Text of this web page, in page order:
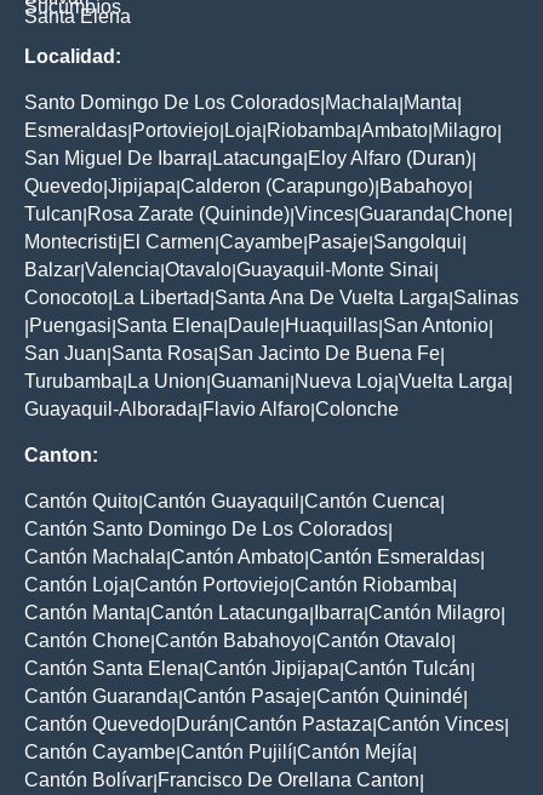
Sucumbíos
Santa Elena
Localidad:
Santo Domingo De Los Colorados Machala Manta
Esmeraldas Portoviejo Loja Riobamba Ambato Milagro
San Miguel De Ibarra Latacunga Eloy Alfaro (Duran)
Quevedo Jipijapa Calderon (Carapungo) Babahoyo
Tulcan Rosa Zarate (Quininde) Vinces Guaranda Chone
Montecristi El Carmen Cayambe Pasaje Sangolqui
Balzar Valencia Otavalo Guayaquil-Monte Sinai
Conocoto La Libertad Santa Ana De Vuelta Larga Salinas
Puengasi Santa Elena Daule Huaquillas San Antonio
San Juan Santa Rosa San Jacinto De Buena Fe
Turubamba La Union Guamani Nueva Loja Vuelta Larga
Guayaquil-Alborada Flavio Alfaro Colonche
Canton:
Cantón Quito Cantón Guayaquil Cantón Cuenca
Cantón Santo Domingo De Los Colorados
Cantón Machala Cantón Ambato Cantón Esmeraldas
Cantón Loja Cantón Portoviejo Cantón Riobamba
Cantón Manta Cantón Latacunga Ibarra Cantón Milagro
Cantón Chone Cantón Babahoyo Cantón Otavalo
Cantón Santa Elena Cantón Jipijapa Cantón Tulcán
Cantón Guaranda Cantón Pasaje Cantón Quinindé
Cantón Quevedo Durán Cantón Pastaza Cantón Vinces
Cantón Cayambe Cantón Pujilí Cantón Mejía
Cantón Bolívar Francisco De Orellana Canton